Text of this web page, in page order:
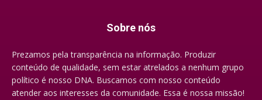
Sobre nós
Prezamos pela transparência na informação. Produzir
conteúdo de qualidade, sem estar atrelados a nenhum grupo
político é nosso DNA. Buscamos com nosso conteúdo
atender aos interesses da comunidade. Essa é nossa missão!